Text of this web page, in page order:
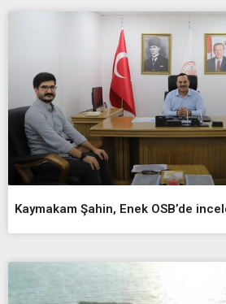
Kaymakam Şahin, Enek OSB’de